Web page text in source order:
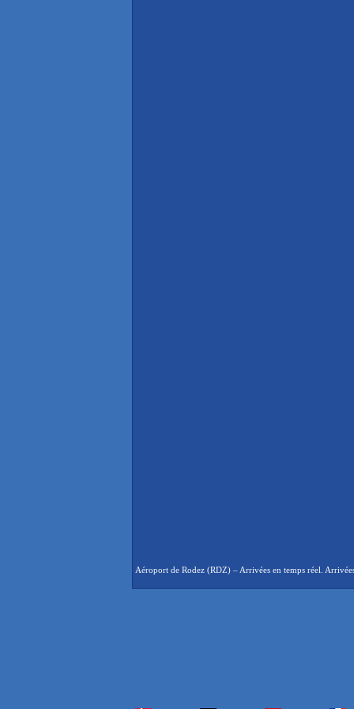
Aéroport de Rodez (RDZ) – Arrivées en temps réel.